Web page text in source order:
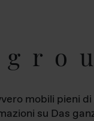
mobili pieni
su Das